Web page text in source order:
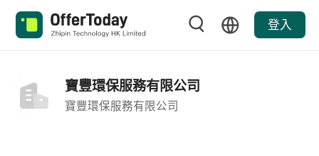
登入
寶豐環保服務有限公司
寶豐環保服務有限公司